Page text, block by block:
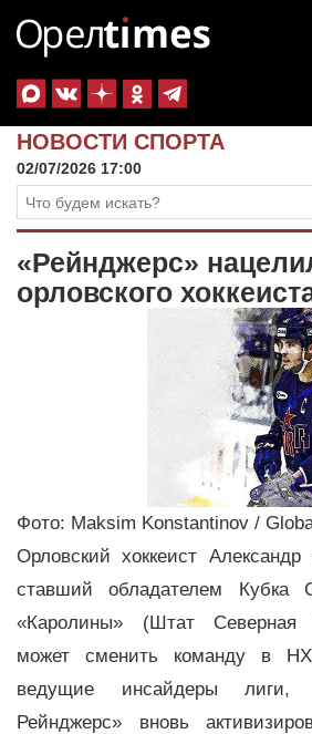
НОВОСТИ СПОРТА
02/07/2026 17:00
«Рейнджерс»
орловского
Фото: Maksim Konstantinov /
Орловский хоккеист
ставший обладателем Кубка
«Каролины» (Штат
может сменить команду в
ведущие инсайдеры лиги,
Рейнджерс» вновь